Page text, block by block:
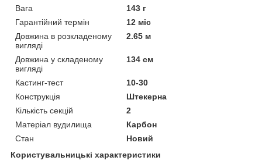
Вага
143 г
Гарантійний термін
12 міс
Довжина в розкладеному
вигляді
2.65 м
Довжина у складеному
вигляді
134 см
Кастинг-тест
10-30
Конструкція
Штекерна
Кількість секцій
2
Матеріал вудилища
Карбон
Стан
Новий
Користувальницькі характеристики